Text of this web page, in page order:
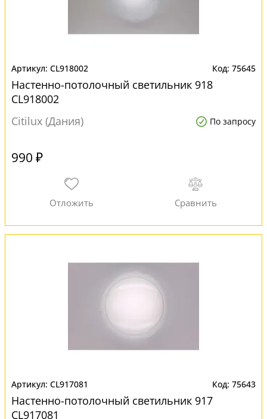
CL918002 75645
Настенно-потолочный светильник 918
CL918002
Citilux (Дания)
По запросу
990 ₽
CL917081 75643
Настенно-потолочный светильник 917
CL917081